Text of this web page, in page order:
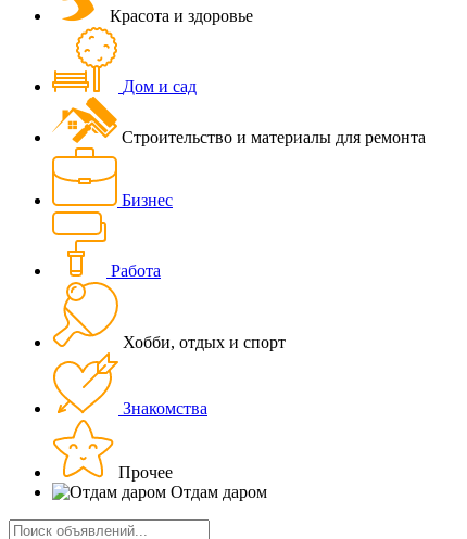
Красота и здоровье
Дом и сад
Строительство и материалы для ремонта
Бизнес
Работа
Хобби, отдых и спорт
Знакомства
Прочее
Отдам даром